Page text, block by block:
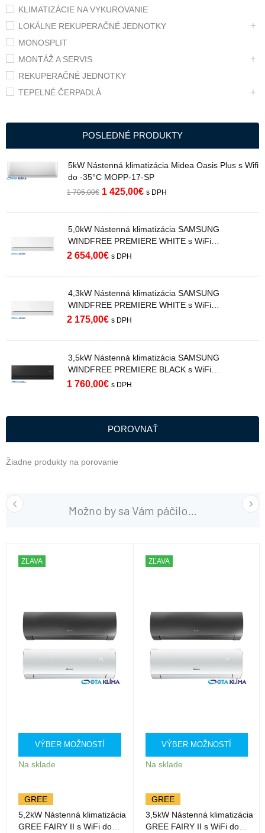
KLIMATIZÁCIE NA VYKUROVANIE
LOKÁLNE REKUPERAČNÉ JEDNOTKY
MONOSPLIT
MONTÁŽ A SERVIS
REKUPERAČNÉ JEDNOTKY
TEPELNÉ ČERPADLÁ
POSLEDNÉ PRODUKTY
5kW Nástenná klimatizácia Midea Oasis Plus s Wifi
do -35°C MOPP-17-SP
1 705,00€ 1 425,00€ s DPH
5,0kW Nástenná klimatizácia SAMSUNG
WINDFREE PREMIERE WHITE s WiFi
AR70H18C1AWNEU R32
2 654,00€ s DPH
4,3kW Nástenná klimatizácia SAMSUNG
WINDFREE PREMIERE WHITE s WiFi
AR70H15C1AWNEU R32
2 175,00€ s DPH
3,5kW Nástenná klimatizácia SAMSUNG
WINDFREE PREMIERE BLACK s WiFi
AR70H12C1ABNEU R32
1 760,00€ s DPH
POROVNAŤ
Žiadne produkty na porovanie
Možno by sa Vám páčilo…
ZĽAVA
VÝBER MOŽNOSTÍ
Na sklade
GREE
5,2kW Nástenná klimatizácia
GREE FAIRY II s WiFi do
ZĽAVA
VÝBER MOŽNOSTÍ
Na sklade
GREE
3,5kW Nástenná klimatizácia
GREE FAIRY II s WiFi do